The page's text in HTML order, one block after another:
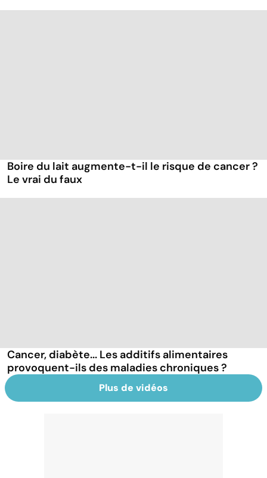
Boire du lait augmente-t-il le risque de cancer ?
Le vrai du faux
Cancer, diabète... Les additifs alimentaires
provoquent-ils des maladies chroniques ?
Plus de vidéos